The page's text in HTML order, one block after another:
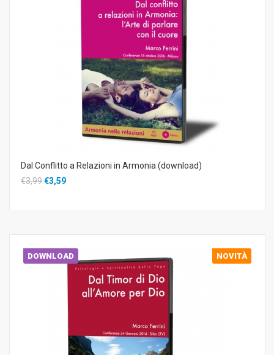
Dal Conflitto a Relazioni in Armonia (download)
€3,99€3,59
DOWNLOAD NOVITÀ